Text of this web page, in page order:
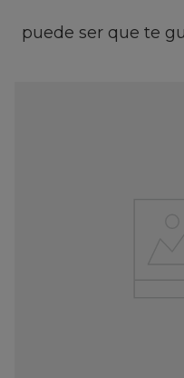
puede ser que te